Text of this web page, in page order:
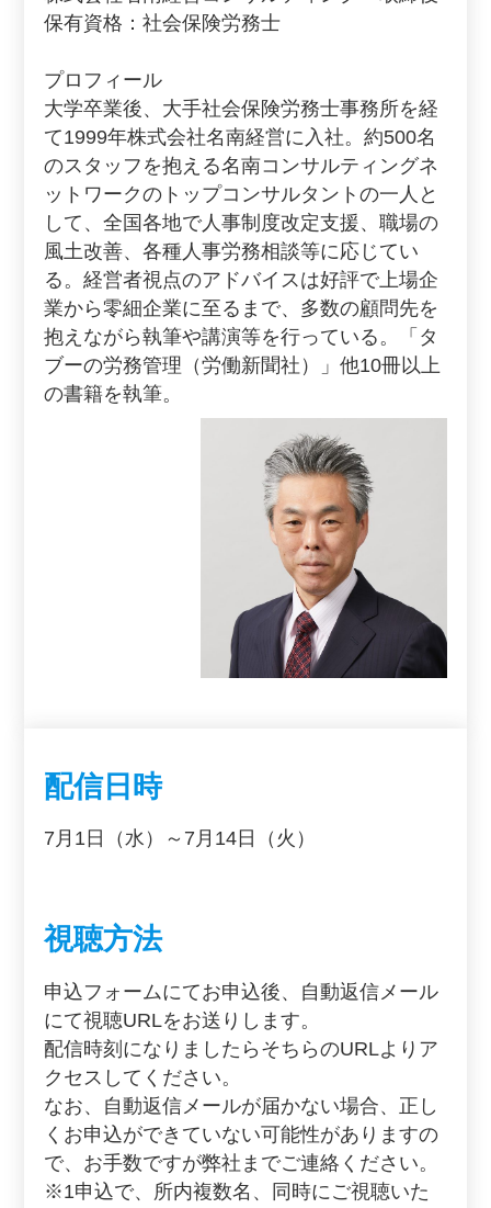
保有資格：社会保険労務士
プロフィール
大学卒業後、大手社会保険労務士事務所を経
て1999年株式会社名南経営に入社。約500名
のスタッフを抱える名南コンサルティングネ
ットワークのトップコンサルタントの一人と
して、全国各地で人事制度改定支援、職場の
風土改善、各種人事労務相談等に応じてい
る。経営者視点のアドバイスは好評で上場企
業から零細企業に至るまで、多数の顧問先を
抱えながら執筆や講演等を行っている。「タ
ブーの労務管理（労働新聞社）」他10冊以上
の書籍を執筆。
配信日時
7月1日（水）～7月14日（火）
視聴方法
申込フォームにてお申込後、自動返信メール
にて視聴URLをお送りします。
配信時刻になりましたらそちらのURLよりア
クセスしてください。
なお、自動返信メールが届かない場合、正し
くお申込ができていない可能性がありますの
で、お手数ですが弊社までご連絡ください。
※1申込で、所内複数名、同時にご視聴いた